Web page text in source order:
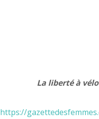
La liberté à vélo
https://